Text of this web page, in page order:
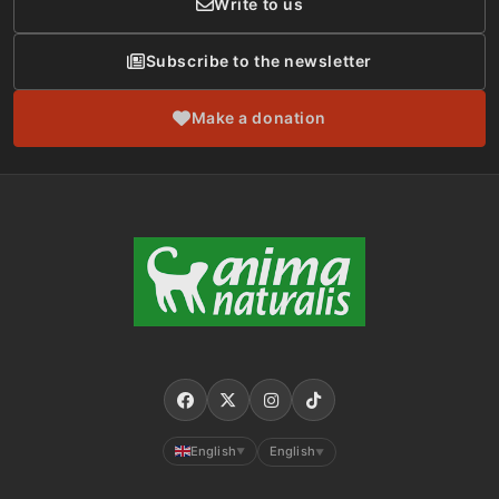
Write to us
Subscribe to the newsletter
Make a donation
English ▼ English ▼